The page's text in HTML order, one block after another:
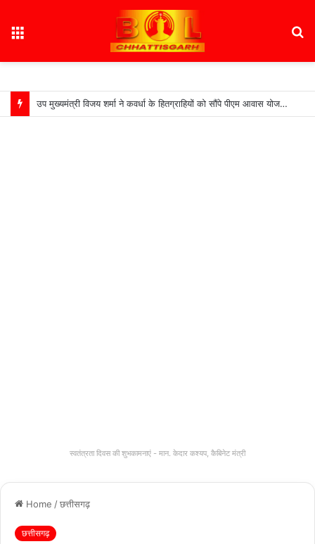
उप मुख्यमंत्री विजय शर्मा ने कवर्धा के हितग्राहियों को सौंपे पीएम आवास योजना शहरी 2.0 के स्वीकृति पत्र…..
स्वतंत्रता दिवस की शुभकामनाएं - मान. केदार कश्यप, कैबिनेट मंत्री
Home /छत्तीसगढ़
छत्तीसगढ़